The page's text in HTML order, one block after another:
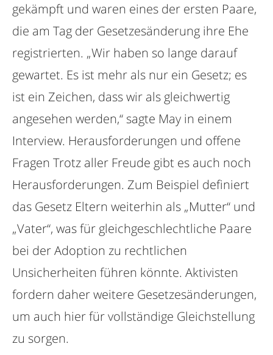
gekämpft und waren eines der ersten Paare,
die am Tag der Gesetzesänderung ihre Ehe
registrierten. „Wir haben so lange darauf
gewartet. Es ist mehr als nur ein Gesetz; es
ist ein Zeichen, dass wir als gleichwertig
angesehen werden,“ sagte May in einem
Interview. Herausforderungen und offene
Fragen Trotz aller Freude gibt es auch noch
Herausforderungen. Zum Beispiel definiert
das Gesetz Eltern weiterhin als „Mutter“ und
„Vater“, was für gleichgeschlechtliche Paare
bei der Adoption zu rechtlichen
Unsicherheiten führen könnte. Aktivisten
fordern daher weitere Gesetzesänderungen,
um auch hier für vollständige Gleichstellung
zu sorgen.